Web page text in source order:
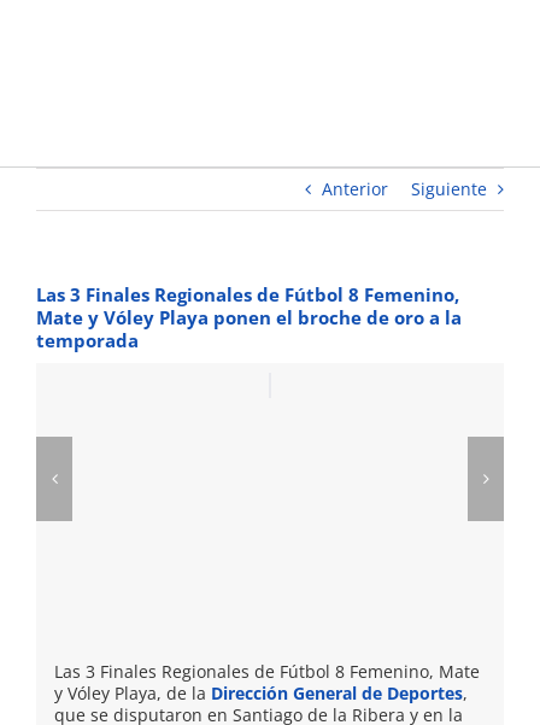
Anterior Siguiente
Las 3 Finales Regionales de Fútbol 8 Femenino,
Mate y Vóley Playa ponen el broche de oro a la
temporada
Las 3 Finales Regionales de Fútbol 8 Femenino, Mate
y Vóley Playa, de la Dirección General de Deportes,
que se disputaron en Santiago de la Ribera y en la